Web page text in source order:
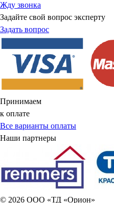
Жду звонка
Задайте свой вопрос эксперту
Задать вопрос
Принимаем
к оплате
Все варианты оплаты
Наши партнеры
© 2026 ООО «ТД «Орион»